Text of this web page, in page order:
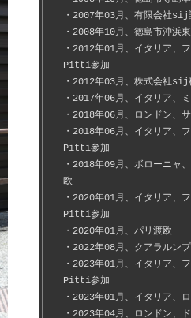
・2007年03月、有限会社sij
・2008年10月、徳島市沖浜
・2012年01月、イタリア、
Pitti参加
・2012年03月、株式会社sij
・2017年06月、イタリア、
・2018年06月、ロンドン、
・2018年06月、イタリア、
Pitti参加
・2018年09月、ボローニャ
欧
・2020年01月、イタリア、
Pitti参加
・2020年01月、パリ渡欧
・2022年08月、クアラルン
・2023年01月、イタリア、
Pitti参加
・2023年01月、イタリア、
・2023年04月、ロンドン、